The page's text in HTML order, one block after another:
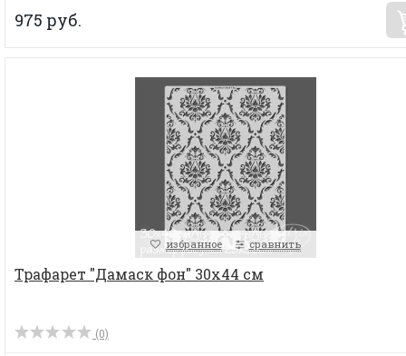
975 руб.
избранное сравнить
Трафарет "Дамаск фон" 30х44 см
(0)